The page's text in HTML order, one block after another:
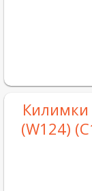
Килимки
(W124)